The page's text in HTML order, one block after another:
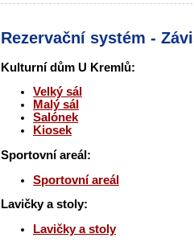
Rezervační systém -
Kulturní dům U Kremlů:
Velký sál
Malý sál
Salónek
Kiosek
Sportovní areál:
Sportovní areál
Lavičky a stoly:
Lavičky a stoly